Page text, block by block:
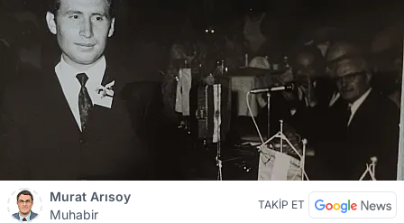
Murat Arısoy
Muhabir
TAKİP ET